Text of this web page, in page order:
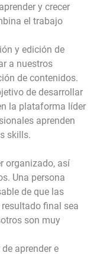
y crecer
el trabajo
y edición de
a nuestros
de contenidos.
de desarrollar
la plataforma líder
aprenden
skills.
organizado, así
Una persona
de que las
final sea
son muy
aprender e